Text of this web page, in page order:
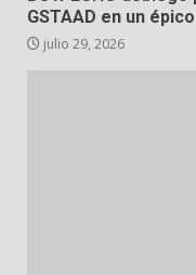
GSTAAD en un
julio 29, 2026